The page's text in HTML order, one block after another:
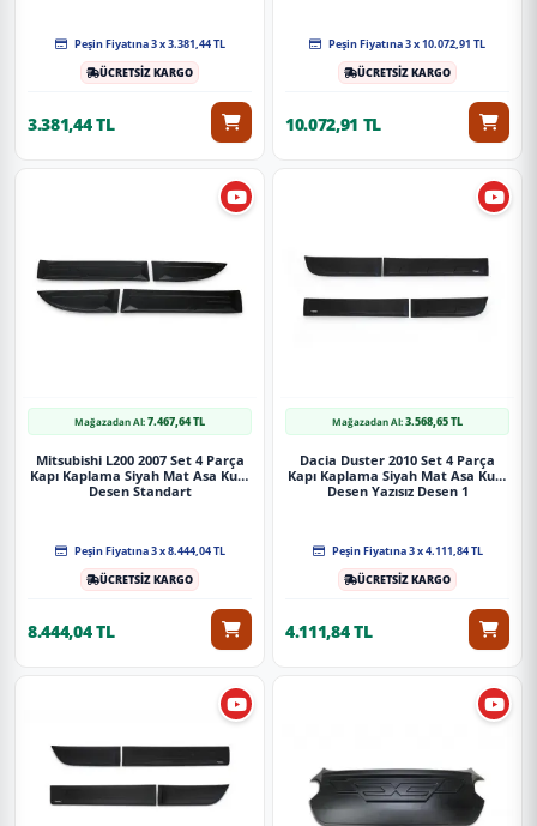
Peşin Fiyatına 3 x 3.381,44 TL
ÜCRETSİZ KARGO
3.381,44 TL
Peşin Fiyatına 3 x 10.072,91 TL
ÜCRETSİZ KARGO
10.072,91 TL
Mağazadan Al:7.467,64 TL
Mitsubishi L200 2007 Set 4 Parça
Kapı Kaplama Siyah Mat Asa Kum
Desen Standart
Peşin Fiyatına 3 x 8.444,04 TL
ÜCRETSİZ KARGO
8.444,04 TL
Mağazadan Al:3.568,65 TL
Dacia Duster 2010 Set 4 Parça
Kapı Kaplama Siyah Mat Asa Kum
Desen Yazısız Desen 1
Peşin Fiyatına 3 x 4.111,84 TL
ÜCRETSİZ KARGO
4.111,84 TL